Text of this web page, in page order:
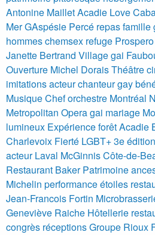
Antonine Maillet Acadie Love
Mer GAspésie Percé repas famille
hommes chemsex refuge
Janette Bertrand Village gai
Ouverture Michel DoraisThéâtre
imitations acteur chanteur gay
Musique Chef orchestre Montréal
Metropolitan Opera gai mariage
lumineux Expérience forêt Acadie
Charlevoix Fierté LGBT+ 3e édition
acteur Laval McGinnisCôte-de-
Restaurant Baker Patrimoine
Michelin performance étoiles
Jean-Francois Fortin
Geneviève Raiche Hôtellerie
congrès réceptions Groupe Rioux